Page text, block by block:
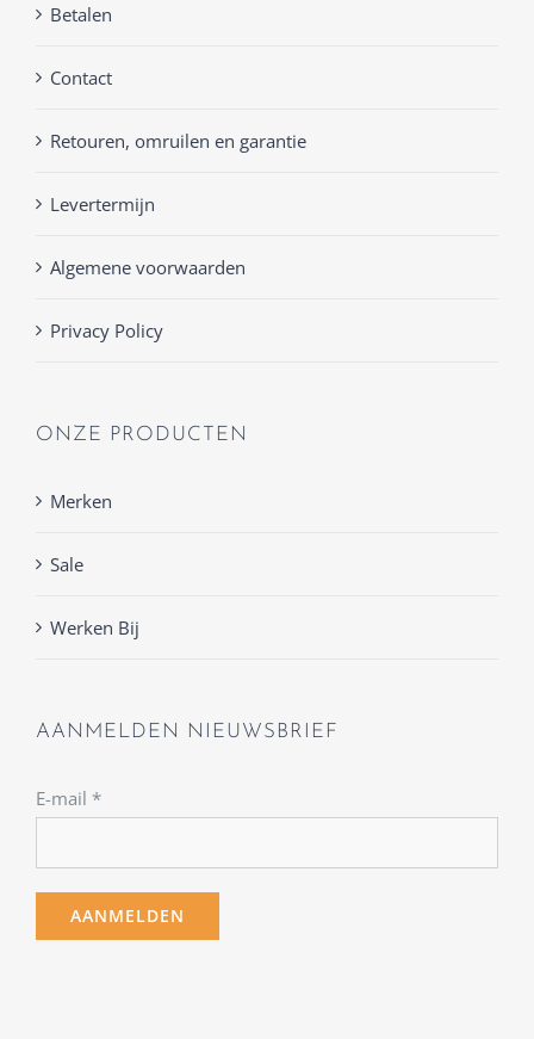
Betalen
Contact
Retouren, omruilen en garantie
Levertermijn
Algemene voorwaarden
Privacy Policy
ONZE PRODUCTEN
Merken
Sale
Werken Bij
AANMELDEN NIEUWSBRIEF
E-mail *